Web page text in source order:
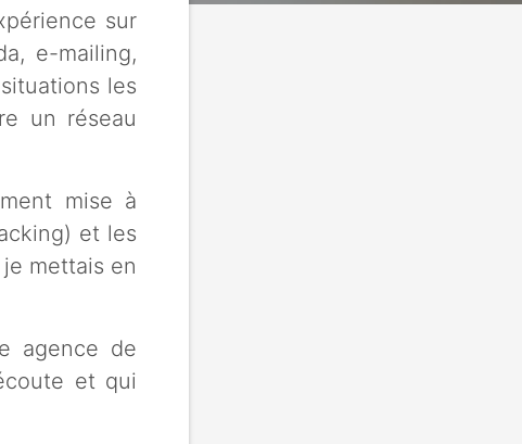
sur
e-mailing,
les
un réseau
mise à
et les
mettais en
agence de
et qui